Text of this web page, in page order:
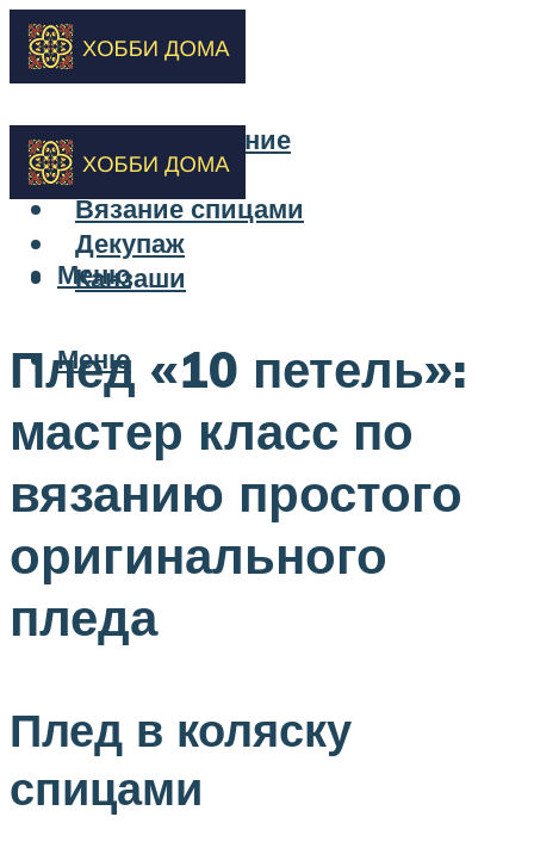
Бисероплетение
Вышивка
Вязание спицами
Декупаж
Канзаши
Меню
Меню
Плед «10 петель»:
мастер класс по
вязанию простого
оригинального
пледа
Плед в коляску
спицами